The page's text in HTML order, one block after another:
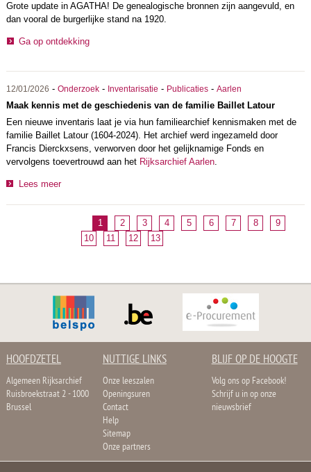
Grote update in AGATHA! De genealogische bronnen zijn aangevuld, en
dan vooral de burgerlijke stand na 1920.
Ga op ontdekking
12/01/2026 - Onderzoek- Inventarisatie - Publicaties- Aarlen
Maak kennis met de geschiedenis van de familie Baillet Latour
Een nieuwe inventaris laat je via hun familiearchief kennismaken met de
familie Baillet Latour (1604-2024). Het archief werd ingezameld door
Francis Dierckxsens, verworven door het gelijknamige Fonds en
vervolgens toevertrouwd aan het Rijksarchief Aarlen.
Lees meer
1 2 3 4 5 6 7 8
9
10
11 12 13
HOOFDZETEL
Algemeen Rijksarchief
Ruisbroekstraat 2 - 1000
Brussel
NUTTIGE LINKS
Onze leeszalen
Openingsuren
Contact
Help
Sitemap
Onze partners
BLIJF OP DE HOOGTE
Volg ons op Facebook!
Schrijf u in op onze
nieuwsbrief